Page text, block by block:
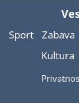
Sport Zabava
Kultura